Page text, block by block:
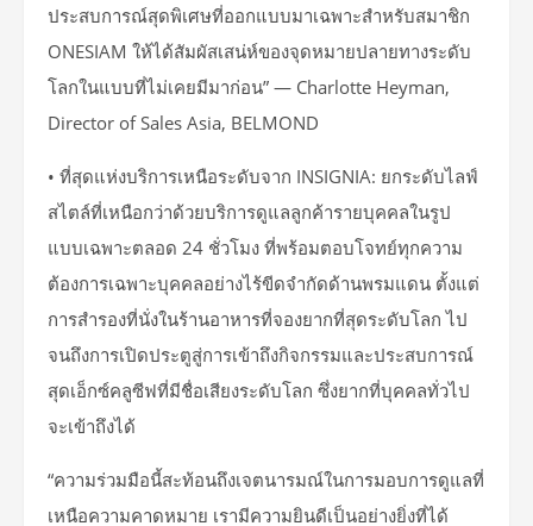
ประสบการณ์สุดพิเศษที่ออกแบบมาเฉพาะสำหรับสมาชิก
ONESIAM ให้ได้สัมผัสเสน่ห์ของจุดหมายปลายทางระดับ
โลกในแบบที่ไม่เคยมีมาก่อน” — Charlotte Heyman,
Director of Sales Asia, BELMOND
• ที่สุดแห่งบริการเหนือระดับจาก INSIGNIA: ยกระดับไลฟ์
สไตล์ที่เหนือกว่าด้วยบริการดูแลลูกค้ารายบุคคลในรูป
แบบเฉพาะตลอด 24 ชั่วโมง ที่พร้อมตอบโจทย์ทุกความ
ต้องการเฉพาะบุคคลอย่างไร้ขีดจำกัดด้านพรมแดน ตั้งแต่
การสำรองที่นั่งในร้านอาหารที่จองยากที่สุดระดับโลก ไป
จนถึงการเปิดประตูสู่การเข้าถึงกิจกรรมและประสบการณ์
สุดเอ็กซ์คลูซีฟที่มีชื่อเสียงระดับโลก ซึ่งยากที่บุคคลทั่วไป
จะเข้าถึงได้
“ความร่วมมือนี้สะท้อนถึงเจตนารมณ์ในการมอบการดูแลที่
เหนือความคาดหมาย เรามีความยินดีเป็นอย่างยิ่งที่ได้